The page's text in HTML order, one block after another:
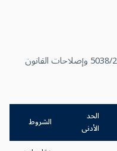
الحدود المحدّثة بموجب القانون رقم 5038/2023 وإصلاحات القانون
الحد
الأدنى
الشروط